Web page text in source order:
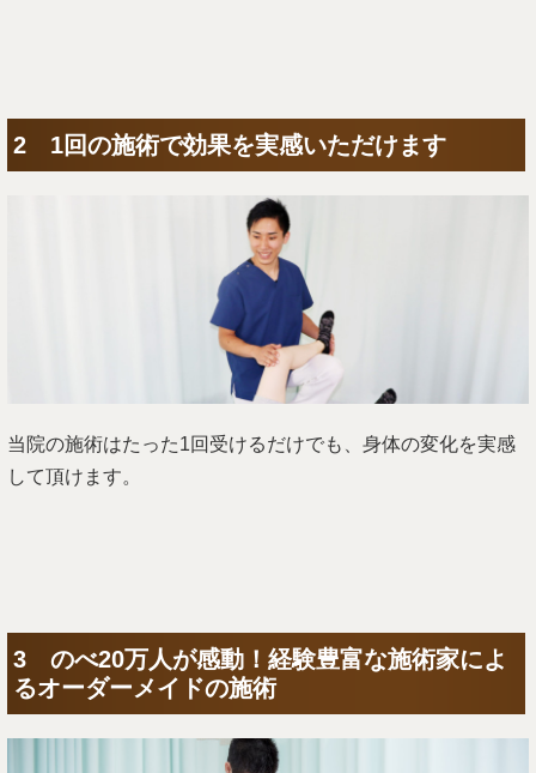
2 1回の施術で効果を実感いただけます
当院の施術はたった1回受けるだけでも、身体の変化を実感
して頂けます。
3 のべ20万人が感動！経験豊富な施術家によ
るオーダーメイドの施術